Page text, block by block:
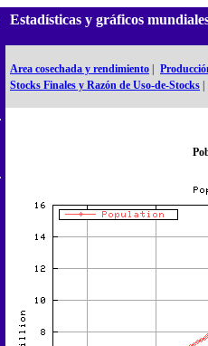
Estadísticas y gráficos
Area cosechada y rendimiento
Stocks Finales y Razón de Uso-de-Stocks